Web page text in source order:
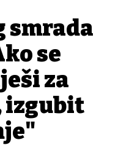
smrada
se
za
izgubit